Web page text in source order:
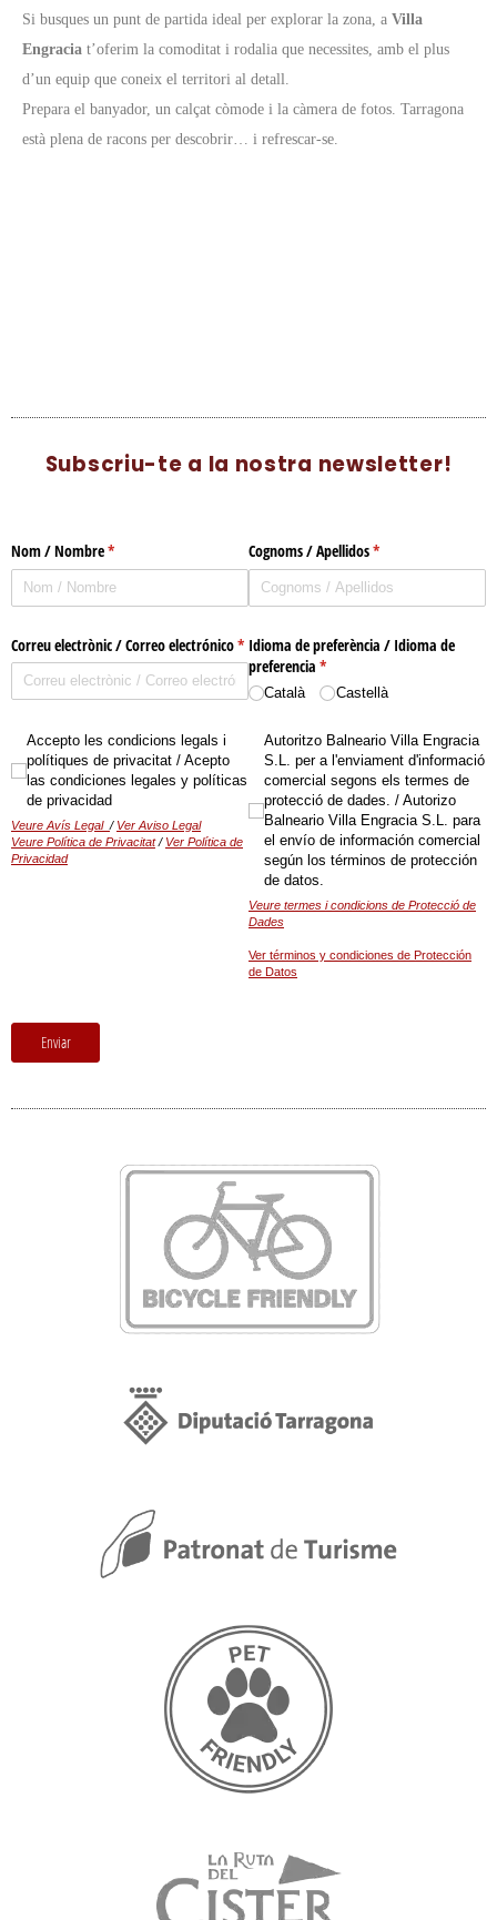
Si busques un punt de partida ideal per explorar la zona, a Villa
Engracia t’oferim la comoditat i rodalia que necessites, amb el plus
d’un equip que coneix el territori al detall.
Prepara el banyador, un calçat còmode i la càmera de fotos. Tarragona
està plena de racons per descobrir… i refrescar-se.
Subscriu-te a la nostra newsletter!